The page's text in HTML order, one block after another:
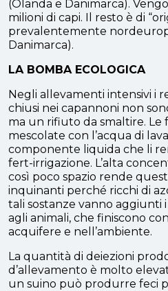
(Olanda e Danimarca).
milioni di capi. Il resto è di
prevalentemente
Danimarca).
LA BOMBA ECOLOGICA
Negli allevamenti intensivi i
chiusi nei capannoni non
ma un rifiuto da smaltire. Le
mescolate con l’acqua di
componente liquida che li
fert-irrigazione. L’alta
così poco spazio rende
inquinanti perché ricchi di
tali sostanze vanno aggiunti
agli animali, che finiscono
acquifere e nell’ambiente.
La quantità di deiezioni
d’allevamento è molto
un suino può produrre feci